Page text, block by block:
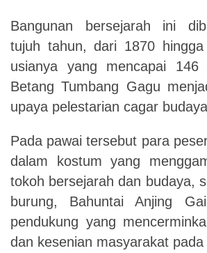
Bangunan bersejarah ini
tujuh tahun, dari 1870
usianya yang mencapai 146
Betang Tumbang Gagu
upaya pelestarian cagar
Pada pawai tersebut para
dalam kostum yang
tokoh bersejarah dan budaya,
burung, Bahuntai Anjing
pendukung yang
dan kesenian masyarakat